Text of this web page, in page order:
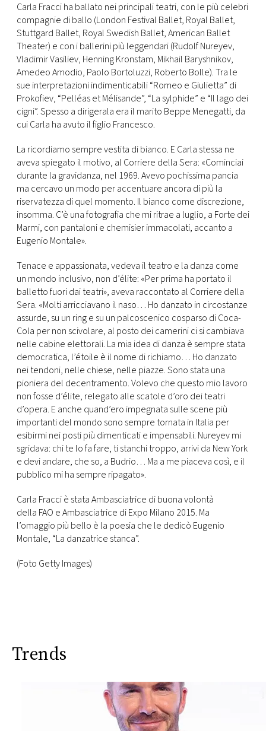
Carla Fracci ha ballato nei principali teatri, con le più celebri
compagnie di ballo (London Festival Ballet, Royal Ballet,
Stuttgard Ballet, Royal Swedish Ballet, American Ballet
Theater) e con i ballerini più leggendari (Rudolf Nureyev,
Vladimir Vasiliev, Henning Kronstam, Mikhail Baryshnikov,
Amedeo Amodio, Paolo Bortoluzzi, Roberto Bolle). Tra le
sue interpretazioni indimenticabili “Romeo e Giulietta” di
Prokofiev, “Pelléas et Mélisande”, “La sylphide” e “Il lago dei
cigni”. Spesso a dirigerala era il marito Beppe Menegatti, da
cui Carla ha avuto il figlio Francesco.
La ricordiamo sempre vestita di bianco. E Carla stessa ne
aveva spiegato il motivo, al Corriere della Sera: «Cominciai
durante la gravidanza, nel 1969. Avevo pochissima pancia
ma cercavo un modo per accentuare ancora di più la
riservatezza di quel momento. Il bianco come discrezione,
insomma. C’è una fotografia che mi ritrae a luglio, a Forte dei
Marmi, con pantaloni e chemisier immacolati, accanto a
Eugenio Montale».
Tenace e appassionata, vedeva il teatro e la danza come
un mondo inclusivo, non d’élite: «Per prima ha portato il
balletto fuori dai teatri», aveva raccontato al Corriere della
Sera. «Molti arricciavano il naso… Ho danzato in circostanze
assurde, su un ring e su un palcoscenico cosparso di Coca-
Cola per non scivolare, al posto dei camerini ci si cambiava
nelle cabine elettorali. La mia idea di danza è sempre stata
democratica, l’étoile è il nome di richiamo… Ho danzato
nei tendoni, nelle chiese, nelle piazze. Sono stata una
pioniera del decentramento. Volevo che questo mio lavoro
non fosse d’élite, relegato alle scatole d’oro dei teatri
d’opera. E anche quand’ero impegnata sulle scene più
importanti del mondo sono sempre tornata in Italia per
esibirmi nei posti più dimenticati e impensabili. Nureyev mi
sgridava: chi te lo fa fare, ti stanchi troppo, arrivi da New York
e devi andare, che so, a Budrio… Ma a me piaceva così, e il
pubblico mi ha sempre ripagato».
Carla Fracci è stata Ambasciatrice di buona volontà
della FAO e Ambasciatrice di Expo Milano 2015. Ma
l’omaggio più bello è la poesia che le dedicò Eugenio
Montale, “La danzatrice stanca”.
(Foto Getty Images)
Trends